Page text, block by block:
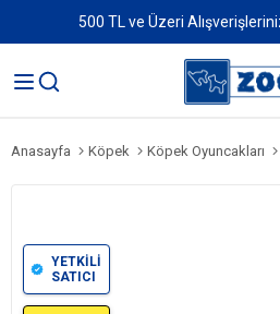
500 TL ve Üzeri
Anasayfa Köpek Köpek Oyuncakları
YETKİLİ
SATICI